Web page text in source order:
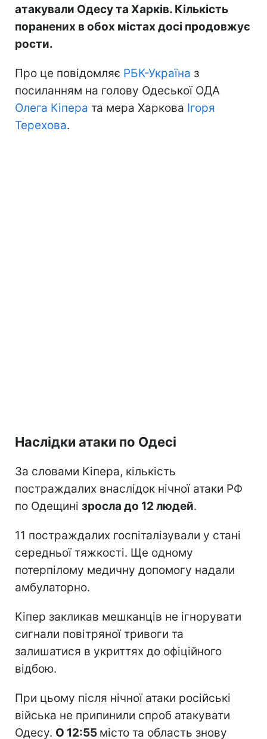
атакували Одесу та Харків. Кількість
поранених в обох містах досі продовжує
рости.
Про це повідомляє РБК-Україна з
посиланням на голову Одеської ОДА
Олега Кіпера та мера Харкова Ігоря
Терехова.
Наслідки атаки по Одесі
За словами Кіпера, кількість
постраждалих внаслідок нічної атаки РФ
по Одещині зросла до 12 людей.
11 постраждалих госпіталізували у стані
середньої тяжкості. Ще одному
потерпілому медичну допомогу надали
амбулаторно.
Кіпер закликав мешканців не ігнорувати
сигнали повітряної тривоги та
залишатися в укриттях до офіційного
відбою.
При цьому після нічної атаки російські
війська не припинили спроб атакувати
Одесу. О 12:55 місто та область знову